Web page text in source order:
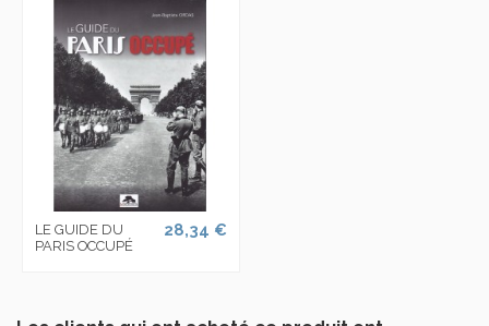
LE GUIDE DU
PARIS OCCUPÉ
28,34 €